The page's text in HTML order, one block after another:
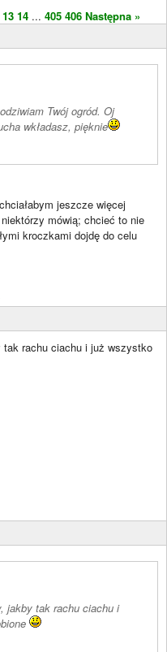
13 14 ... 405 406 Następna »
Twój ogród. Oj
wkładasz, pięknie
jeszcze więcej
mówią; chcieć to nie
kroczkami dojdę do celu
rachu ciachu i już wszystko
jakby tak rachu ciachu i